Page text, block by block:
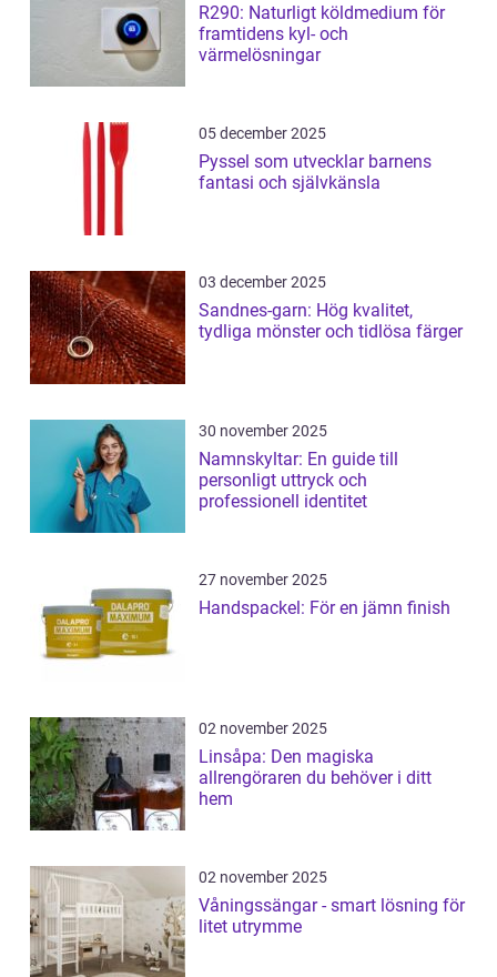
R290: Naturligt köldmedium för
framtidens kyl- och
värmelösningar
05 december 2025
Pyssel som utvecklar barnens
fantasi och självkänsla
03 december 2025
Sandnes-garn: Hög kvalitet,
tydliga mönster och tidlösa färger
30 november 2025
Namnskyltar: En guide till
personligt uttryck och
professionell identitet
27 november 2025
Handspackel: För en jämn finish
02 november 2025
Linsåpa: Den magiska
allrengöraren du behöver i ditt
hem
02 november 2025
Våningssängar - smart lösning för
litet utrymme